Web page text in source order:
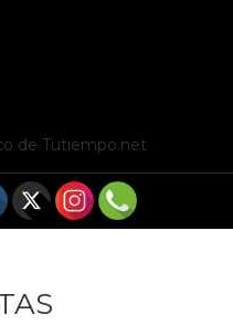
de Tutiempo.net